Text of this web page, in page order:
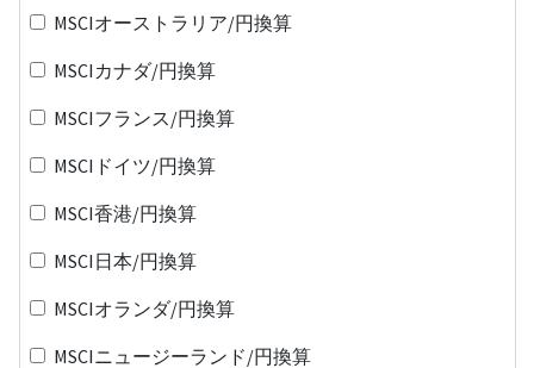
MSCIオーストラリア/円換算
MSCIカナダ/円換算
MSCIフランス/円換算
MSCIドイツ/円換算
MSCI香港/円換算
MSCI日本/円換算
MSCIオランダ/円換算
MSCIニュージーランド/円換算